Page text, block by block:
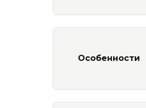
Особенности